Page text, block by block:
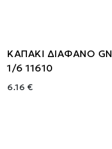
ΚΑΠΑΚΙ ΔΙΑΦΑΝΟ GN
1/6 11610
6.16 €